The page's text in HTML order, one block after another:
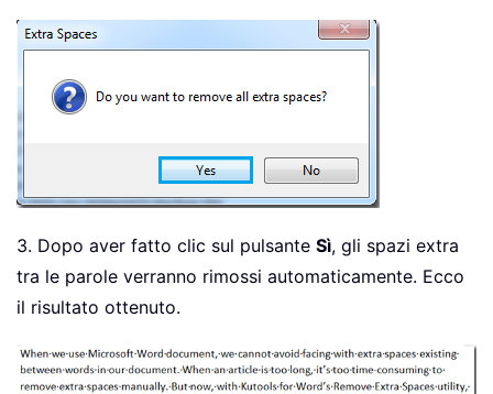
3. Dopo aver fatto clic sul pulsante Sì, gli spazi extra
tra le parole verranno rimossi automaticamente. Ecco
il risultato ottenuto.